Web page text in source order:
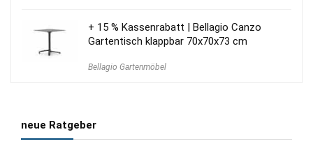
+ 15 % Kassenrabatt | Bellagio Canzo
Gartentisch klappbar 70x70x73 cm
Bellagio Gartenmöbel
neue Ratgeber